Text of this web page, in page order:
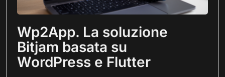
Wp2App. La soluzione
Bitjam basata su
WordPress e Flutter